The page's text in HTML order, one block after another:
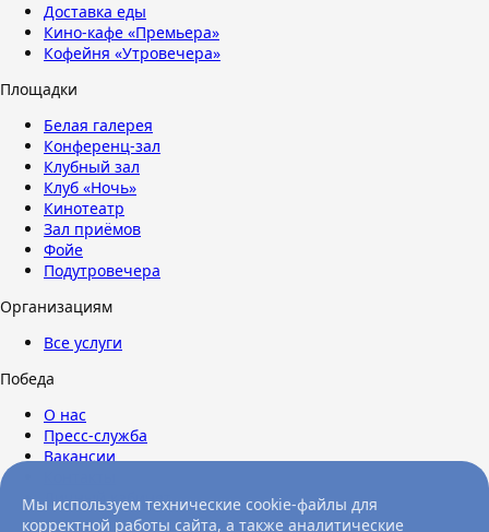
Мы используем технические cookie-файлы для
корректной работы сайта, а также аналитические
Доставка еды
Кино-кафе «Премьера»
Кофейня «Утровечера»
Площадки
Белая галерея
Конференц-зал
Клубный зал
Клуб «Ночь»
Кинотеатр
Зал приёмов
Фойе
Подутровечера
Организациям
Все услуги
Победа
О нас
Пресс-служба
Вакансии
Личный кабинет